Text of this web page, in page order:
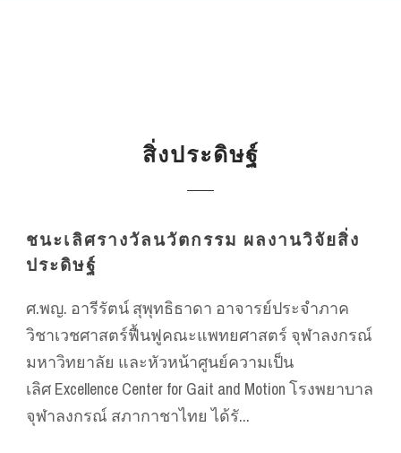
สิ่งประดิษฐ์
ชนะเลิศรางวัลนวัตกรรม ผลงานวิจัยสิ่ง
ประดิษฐ์
ศ.พญ. อารีรัตน์ สุพุทธิธาดา อาจารย์ประจำภาค
วิชาเวชศาสตร์ฟื้นฟูคณะแพทยศาสตร์ จุฬาลงกรณ์
มหาวิทยาลัย และหัวหน้าศูนย์ความเป็น
เลิศ Excellence Center for Gait and Motion โรงพยาบาล
จุฬาลงกรณ์ สภากาชาไทย ได้รั...